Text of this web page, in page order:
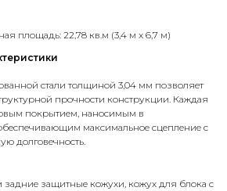
площадь: 22,78 кв.м (3,4 м x 6,7 м)
стали толщиной 3,04 мм позволяет
прочности конструкции. Каждая
покрытием, наносимым в
максимальное сцепление с
долговечность.
защитные кожухи, кожух для блока с